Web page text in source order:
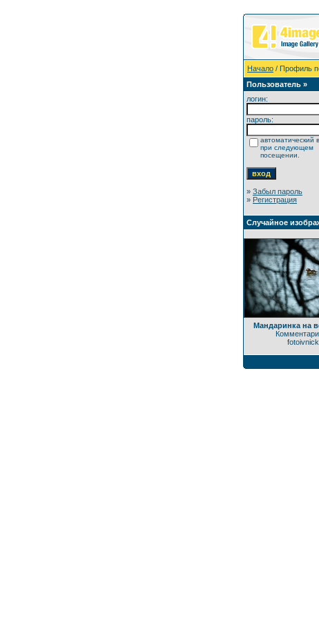
Начало / Профиль
Пользователь »
логин:
пароль:
автоматический
при следующем
посещении.
» Забыл пароль
» Регистрация
Случайное
Мандаринка на
fotoivnick